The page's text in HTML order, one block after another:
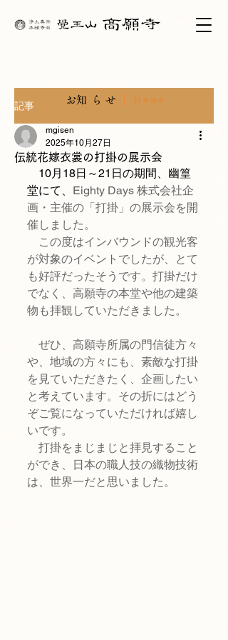
記事
伝統花嫁衣裳の打掛の展示会
mgisen
2025年10月27日
10月18日～21日の期間、幽篁
堂にて、 Eighty Days 株式会社企
画・主催の「打掛」の展示会を開
催しました。
この度はインバウンドの観光客
が対象のイベントでしたが、とて
も好評だったそうです。打掛だけ
でなく、高願寺の本堂や他の建築
物も拝観していただきました。
ぜひ、高願寺所属の門信徒方々
や、地域の方々にも、素敵な打掛
を見ていただきたく、企画したい
と考えています。その折にはどう
ぞご覧になっていただければ嬉し
いです。
打掛をまじまじと拝見すること
ができ、日本の職人技の織物技術
は、世界一だと思いました。
​お知らせ News